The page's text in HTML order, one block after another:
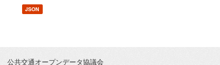
JSON
公共交通オープンデータ協議会